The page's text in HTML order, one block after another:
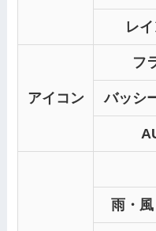
レ
アイコン
フ
バッシ
雨・